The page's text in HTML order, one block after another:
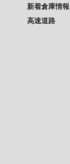
新着倉庫情報
高速道路